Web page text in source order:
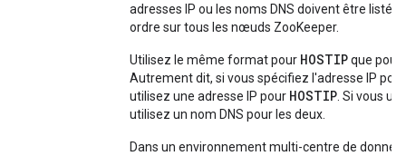
adresses IP ou les noms DNS doivent être listés
ordre sur tous les nœuds ZooKeeper.
Utilisez le même format pour HOSTIPque pour
Autrement dit, si vous spécifiez l'adresse IP
utilisez une adresse IP pour HOSTIP . Si vous
utilisez un nom DNS pour les deux.
Dans un environnement multi-centre de